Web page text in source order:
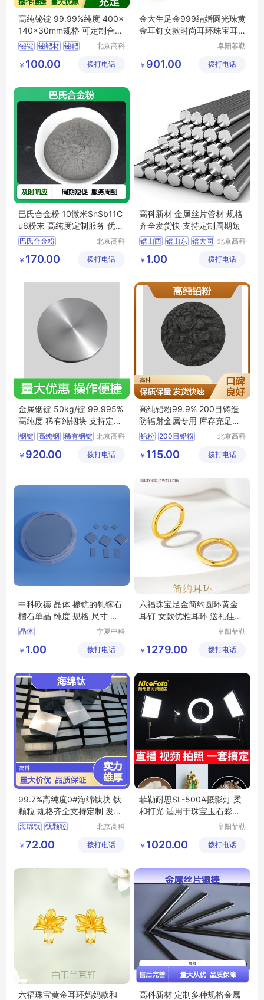
高纯铋锭 99.99%纯度 400×
140×30mm规格 可定制合金
制造用铋块
铋锭 铋靶材 铋靶
订制铋锭
北京高科
技有限公
￥ 100.00 拨打电话
金大生足金999结婚圆光珠黄
金耳钉女款时尚耳环珠宝耳
阜阳菲勒
公司
￥ 901.00 拨打电话
巴氏合金粉 10微米SnSb11C
u6粉末 高纯度定制服务 优惠
中
巴氏合金粉
10微米巴氏合金粉
北京巴氏合金粉
北京高科
技有限公
￥ 170.00 拨打电话
高科新材 金属丝片管材 规格
齐全发货快 支持定制周期短
镨山西 镨山东 镨大同 北京高科
技有限公
￥ 1.00 拨打电话
金属铟锭 50kg/锭 99.995%
高纯度 稀有纯铟块 支持定制
保质保量
铟锭 高纯铟 稀有铟锭 北京高科
技有限公
￥ 920.00 拨打电话
高纯铅粉99.9% 200目铸造
防辐射金属专用 库存充足发
货快
铅粉 200目铅粉
3N铅粉
北京高科
技有限公
￥ 115.00 拨打电话
中科欧德 晶体 掺钪的钆镓石
榴石单晶 纯度 规格 尺寸 可
定制
晶体
宁夏中科
有限公司
￥ 1.00 拨打电话
六福珠宝足金简约圆环黄金
耳钉 女款优雅耳环 送礼佳选
阜阳菲勒
公司
￥ 1279.00 拨打电话
99.7%高纯度0#海绵钛块 钛
颗粒 规格齐全支持定制 发货
迅速
海绵钛 钛颗粒
7海绵钛 高纯钛颗粒
北京高科
技有限公
￥ 72.00 拨打电话
菲勒耐思SL-500A摄影灯 柔
和打光 适用于珠宝玉石彩宝
阜阳菲勒
公司
￥ 1020.00 拨打电话
六福珠宝黄金耳环妈妈款和
高科新材 定制多种规格金属